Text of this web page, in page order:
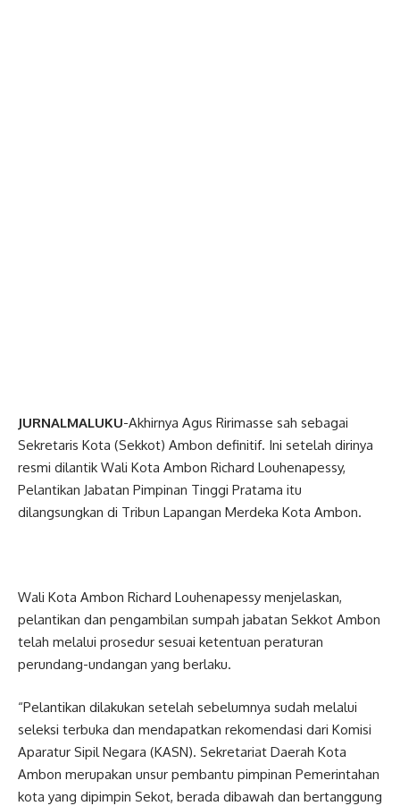
JURNALMALUKU-Akhirnya Agus Ririmasse sah sebagai
Sekretaris Kota (Sekkot) Ambon definitif. Ini setelah dirinya
resmi dilantik Wali Kota Ambon Richard Louhenapessy,
Pelantikan Jabatan Pimpinan Tinggi Pratama itu
dilangsungkan di Tribun Lapangan Merdeka Kota Ambon.
Wali Kota Ambon Richard Louhenapessy menjelaskan,
pelantikan dan pengambilan sumpah jabatan Sekkot Ambon
telah melalui prosedur sesuai ketentuan peraturan
perundang-undangan yang berlaku.
“Pelantikan dilakukan setelah sebelumnya sudah melalui
seleksi terbuka dan mendapatkan rekomendasi dari Komisi
Aparatur Sipil Negara (KASN). Sekretariat Daerah Kota
Ambon merupakan unsur pembantu pimpinan Pemerintahan
kota yang dipimpin Sekot, berada dibawah dan bertanggung